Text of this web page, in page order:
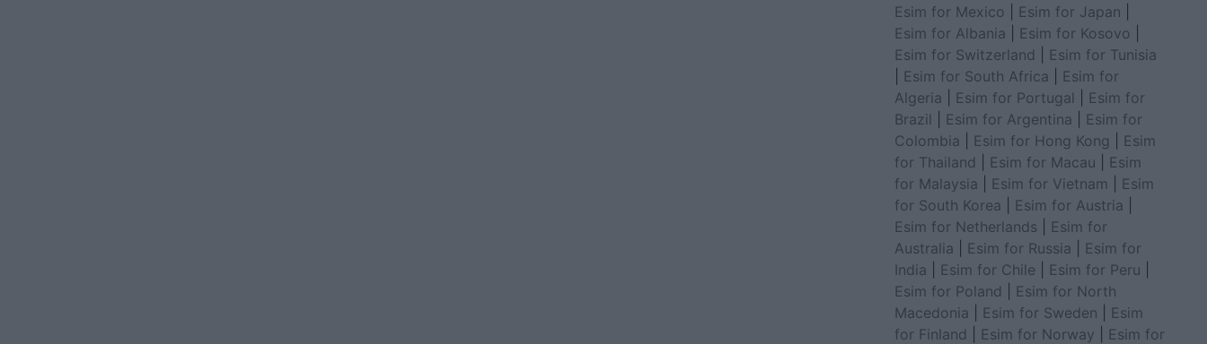
Esim for Mexico
Esim for Japan
Esim for Albania
Esim for Kosovo
Esim for Switzerland
Esim for Tunisia
Esim for South Africa
Esim for
Algeria
Esim for Portugal
Esim for
Brazil
Esim for Argentina
Esim for
Colombia
Esim for Hong Kong
Esim
for Thailand
Esim for Macau
Esim
for Malaysia
Esim for Vietnam
Esim
for South Korea
Esim for Austria
Esim for Netherlands
Esim for
Australia
Esim for Russia
Esim for
India
Esim for Chile Esim for Peru
Esim for Poland
Esim for North
Macedonia
Esim for Sweden
Esim
for Finland
Esim for Norway
Esim for